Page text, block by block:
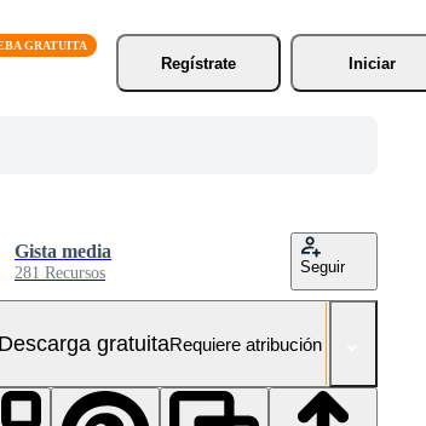
Regístrate
Iniciar
Gista media
281 Recursos Seguir
Descarga gratuitaRequiere atribución